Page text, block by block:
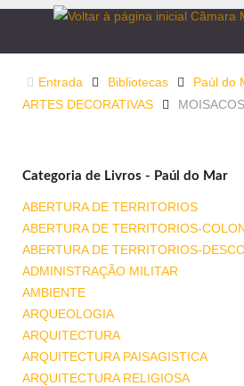
Entrada Bibliotecas
Paúl do
ARTES DECORATIVAS
MOISACOS
Categoria de Livros - Paúl do Mar
ABERTURA DE TERRITORIOS
ABERTURA DE TERRITORIOS-
ABERTURA DE TERRITORIOS-
ADMINISTRAÇÃO MILITAR
AMBIENTE
ARQUEOLOGIA
ARQUITECTURA
ARQUITECTURA PAISAGISTICA
ARQUITECTURA RELIGIOSA